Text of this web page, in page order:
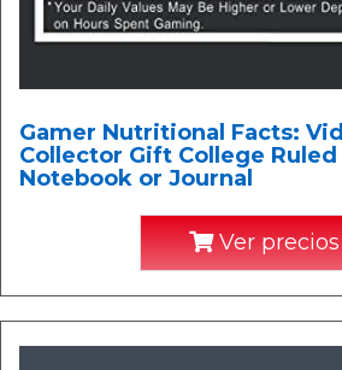
Gamer Nutritional Facts:
Collector Gift College
Notebook or Journal
Ver